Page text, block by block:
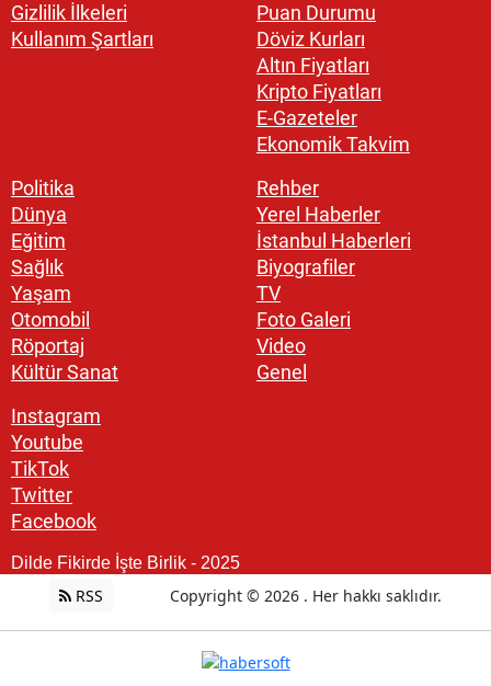
Gizlilik İlkeleri
Kullanım Şartları
Puan Durumu
Döviz Kurları
Altın Fiyatları
Kripto Fiyatları
E-Gazeteler
Ekonomik Takvim
Politika
Dünya
Eğitim
Sağlık
Yaşam
Otomobil
Röportaj
Kültür Sanat
Rehber
Yerel Haberler
İstanbul Haberleri
Biyografiler
TV
Foto Galeri
Video
Genel
Instagram
Youtube
TikTok
Twitter
Facebook
Dilde Fikirde İşte Birlik - 2025
RSS Copyright © 2026 . Her hakkı saklıdır.